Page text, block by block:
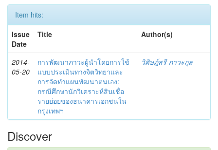
Item hits:
Issue
Date
Title Author(s)
2014-
05-20
การพัฒนาภาวะผู้นำโดยการใช้
แบบประเมินทางจิตวิทยาและ
การจัดทำแผนพัฒนาตนเอง:
กรณีศึกษานักวิเคราะห์สินเชื่อ
รายย่อยของธนาคารเอกชนใน
กรุงเทพฯ
วิศิษฎ์สรี ภาวะกุล
Discover